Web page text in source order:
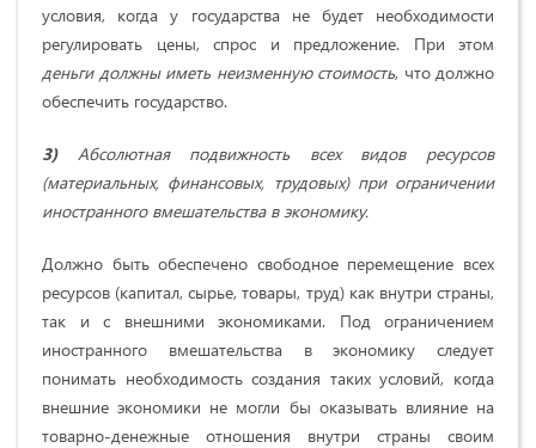
условия, когда у государства не будет необходимости
регулировать цены, спрос и предложение. При этом
деньги должны иметь неизменную стоимость, что должно
обеспечить государство.
3)Абсолютная подвижность всех видов ресурсов
(материальных, финансовых, трудовых) при ограничении
иностранного вмешательства в экономику.
Должно быть обеспечено свободное перемещение всех
ресурсов (капитал, сырье, товары, труд) как внутри страны,
так и с внешними экономиками. Под ограничением
иностранного вмешательства в экономику следует
понимать необходимость создания таких условий, когда
внешние экономики не могли бы оказывать влияние на
товарно-денежные отношения внутри страны своим